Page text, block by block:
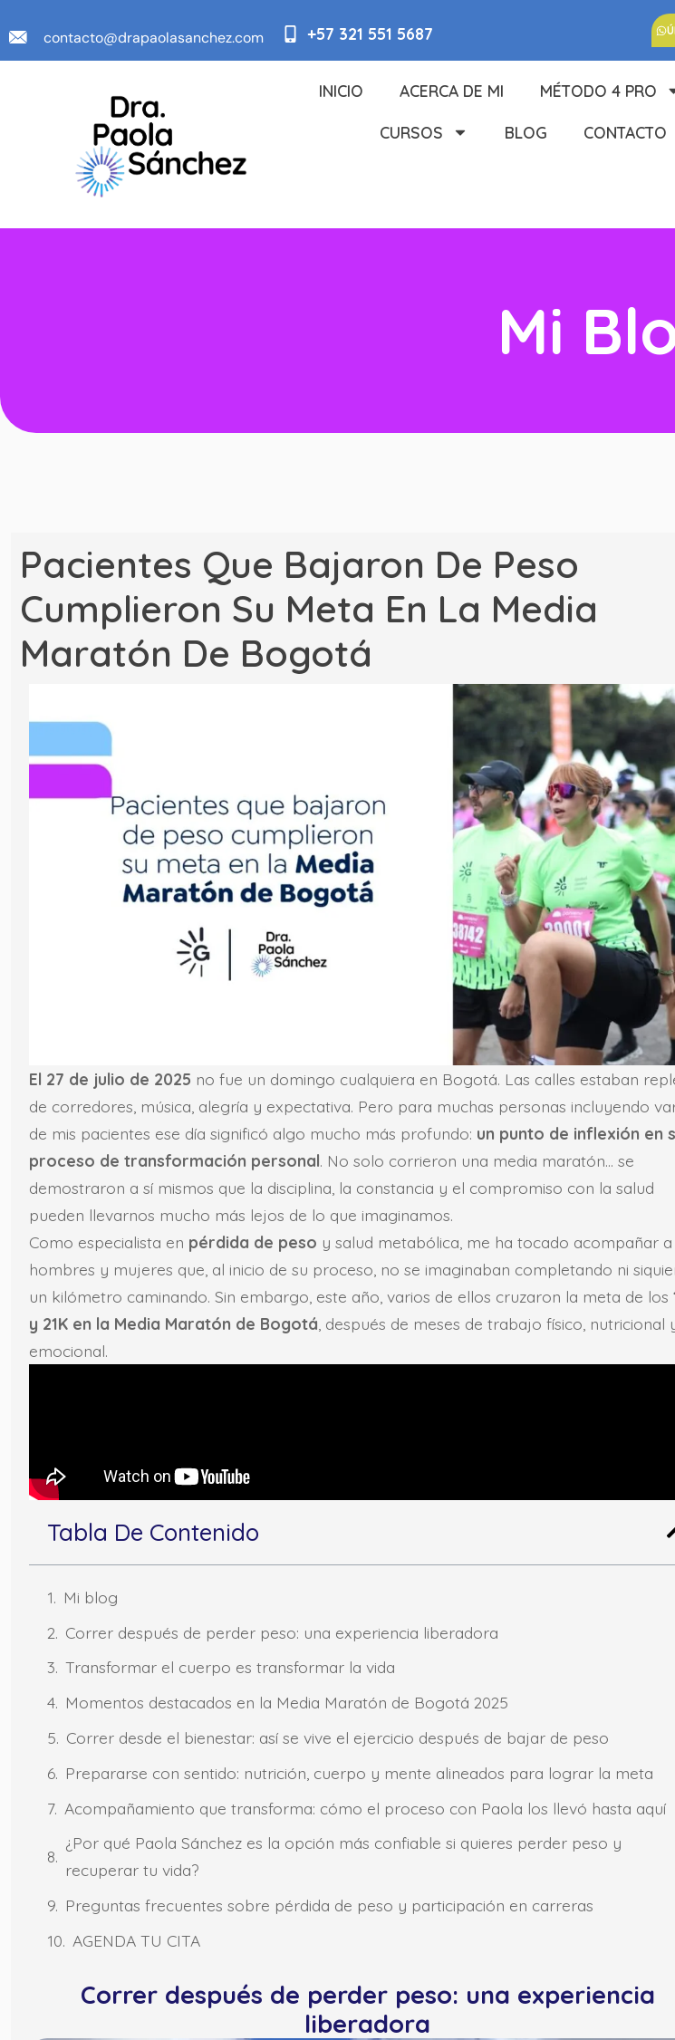
contacto@drapaolasanchez.com +57 321 551 5687
INICIO ACERCA DE MI MÉTODO 4 PRO
CURSOS BLOG CONTACTO
Mi
Pacientes Que Bajaron De Peso
Cumplieron Su Meta En La Media
Maratón De Bogotá
El 27 de julio de 2025 no fue un domingo cualquiera en Bogotá. Las calles estaban
de corredores, música, alegría y expectativa. Pero para muchas personas incluyendo
de mis pacientes ese día significó algo mucho más profundo: un punto de inflexión en
proceso de transformación personal. No solo corrieron una media maratón… se
demostraron a sí mismos que la disciplina, la constancia y el compromiso con la salud
pueden llevarnos mucho más lejos de lo que imaginamos.
Como especialista en pérdida de peso y salud metabólica, me ha tocado acompañar a
hombres y mujeres que, al inicio de su proceso, no se imaginaban completando ni
un kilómetro caminando. Sin embargo, este año, varios de ellos cruzaron la meta de los
y 21K en la Media Maratón de Bogotá , después de meses de trabajo físico, nutricional
emocional.
Tabla De Contenido
Mi blog
Correr después de perder peso: una experiencia liberadora
Transformar el cuerpo es transformar la vida
Momentos destacados en la Media Maratón de Bogotá 2025
Correr desde el bienestar: así se vive el ejercicio después de bajar de peso
Prepararse con sentido: nutrición, cuerpo y mente alineados para lograr la meta
Acompañamiento que transforma: cómo el proceso con Paola los llevó hasta aquí
¿Por qué Paola Sánchez es la opción más confiable si quieres perder peso y
recuperar tu vida?
Preguntas frecuentes sobre pérdida de peso y participación en carreras
AGENDA TU CITA
Correr después de perder peso: una experiencia
liberadora